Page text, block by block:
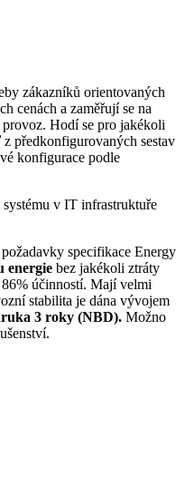
zákazníků orientovaných
cenách a zaměřují se na
Hodí se pro jakékoli
předkonfigurovaných sestav
konfigurace podle
systému v IT infrastruktuře
specifikace Energy
energie bez jakékoli ztráty
účinností. Mají velmi
stabilita je dána vývojem
3 roky (NBD). Možno